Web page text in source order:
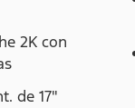
2K con
de 17"